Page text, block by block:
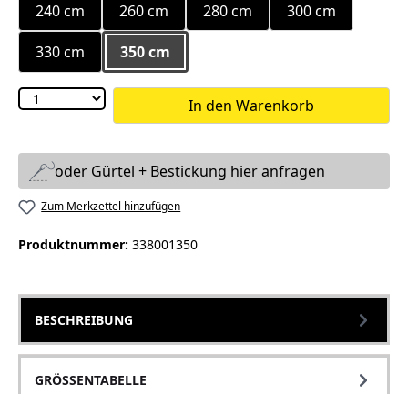
240 cm
260 cm 280 cm 300 cm
330 cm 350 cm
In den Warenkorb
oder Gürtel + Bestickung hier anfragen
Zum Merkzettel hinzufügen
Produktnummer: 338001350
BESCHREIBUNG
GRÖSSENTABELLE